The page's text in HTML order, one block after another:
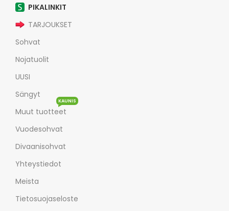
PIKALINKIT
TARJOUKSET
Sohvat
Nojatuolit
UUSI
Sängyt
Muut tuotteet
KAUNIS
Vuodesohvat
Divaanisohvat
Yhteystiedot
Meista
Tietosuojaseloste